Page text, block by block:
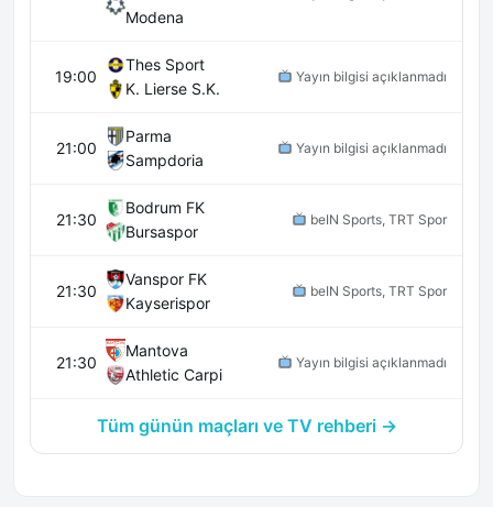
Modena
19:00
Thes Sport
K. Lierse S.K.
Yayın bilgisi açıklanmadı
21:00
Parma
Sampdoria
Yayın bilgisi açıklanmadı
21:30
Bodrum FK
Bursaspor
beIN Sports, TRT Spor
21:30
Vanspor FK
Kayserispor
beIN Sports, TRT Spor
21:30
Mantova
Athletic Carpi
Yayın bilgisi açıklanmadı
Tüm günün maçları ve TV rehberi →